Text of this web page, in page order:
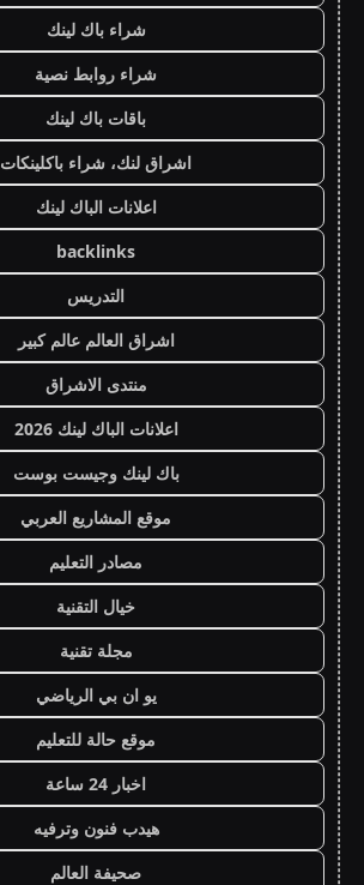
شراء باك لينك
شراء روابط نصية
باقات باك لينك
اشراق لنك، شراء باكلينكات
اعلانات الباك لينك
backlinks
التدريس
اشراق العالم عالم كبير
منتدى الاشراق
اعلانات الباك لينك 2026
باك لينك وجيست بوست
موقع المشاريع العربي
مصادر التعليم
خيال التقنية
مجلة تقنية
يو ان بي الرياضي
موقع حالة للتعليم
اخبار 24 ساعة
هيدب فنون وترفيه
صحيفة العالم